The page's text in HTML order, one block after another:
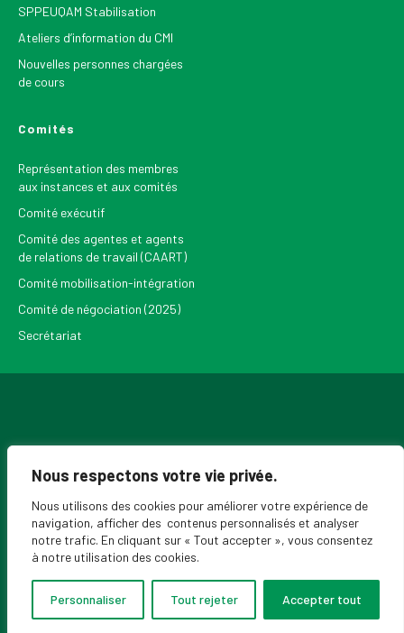
Nous respectons votre vie privée.
Nous utilisons des cookies pour améliorer votre expérience de
navigation, afficher des contenus personnalisés et analyser
notre trafic. En cliquant sur « Tout accepter », vous consentez
à notre utilisation des cookies.
Personnaliser Tout rejeter Accepter tout
SPPEUQAM Stabilisation
Ateliers d’information du CMI
Nouvelles personnes chargées
de cours
Comités
Représentation des membres
aux instances et aux comités
Comité exécutif
Comité des agentes et agents
de relations de travail (CAART)
Comité mobilisation-intégration
Comité de négociation (2025)
Secrétariat
© 2026 SPPEUQAM